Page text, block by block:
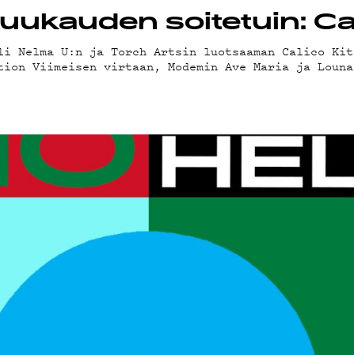
soitetuin:
Nelma U:n ja Torch Artsin luotsaaman Calico
virtaan, Modemin Ave Maria ja